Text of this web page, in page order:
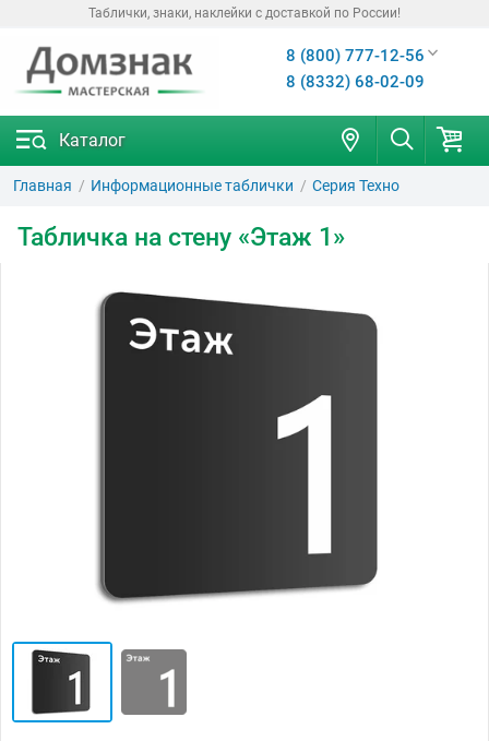
Таблички, знаки, наклейки с доставкой по России!
8 (800) 777-12-56
8 (8332) 68-02-09
Каталог
Главная Информационные таблички Серия Техно
Табличка на стену «Этаж 1»